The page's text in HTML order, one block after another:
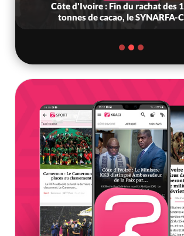
Côte d'Ivoire : Fin du rachat des
tonnes de cacao, le SYNARFA-